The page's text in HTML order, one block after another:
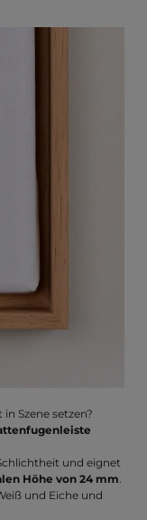
Szene setzen?
und eignet
Höhe von 24 mm.
und Eiche und